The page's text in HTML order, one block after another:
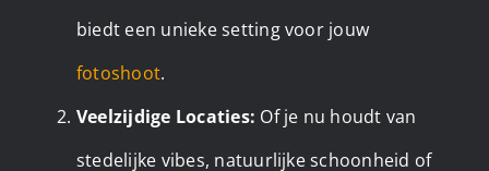
biedt een unieke setting voor jouw
fotoshoot.
Veelzijdige Locaties: Of je nu houdt van
stedelijke vibes, natuurlijke schoonheid of